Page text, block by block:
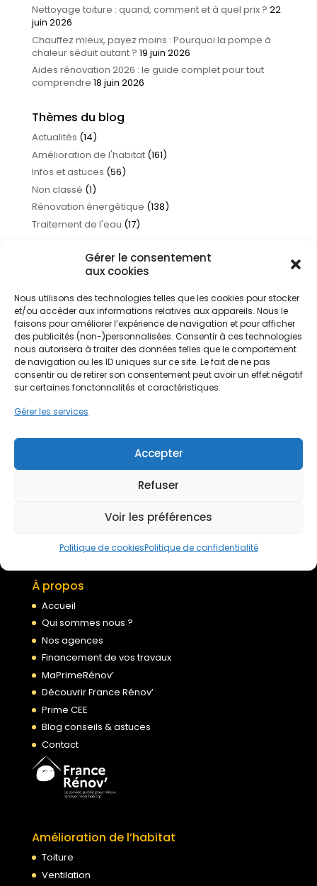
Gérer le consentement
aux cookies
Nous utilisons des technologies telles que les cookies pour stocker
et/ou accéder aux informations relatives aux appareils. Nous le
faisons pour améliorer l’expérience de navigation et pour afficher
des publicités (non-)personnalisées. Consentir à ces technologies
nous autorisera à traiter des données telles que le comportement
de navigation ou les ID uniques sur ce site. Le fait de ne pas
consentir ou de retirer son consentement peut avoir un effet négatif
sur certaines fonctonnalités et caractéristiques.
Gérer les services
Accepter
Refuser
Voir les préférences
Politique de cookiesPolitique de confidentialité
Nettoyage toiture : quand, comment et à quel prix ? 22
juin 2026
Chauffez mieux, payez moins : Pourquoi la pompe à
chaleur séduit autant ? 19 juin 2026
Aides rénovation 2026 : le guide complet pour tout
comprendre 18 juin 2026
Thèmes du blog
Actualités (14)
Amélioration de l'habitat(161)
Infos et astuces (56)
Non classé (1)
Rénovation énergétique (138)
Traitement de l'eau (17)
Devis gratuit
Nous rejoindre
Conditions générales de services
À propos
Accueil
Qui sommes nous ?
Nos agences
Financement de vos travaux
MaPrimeRénov’
Découvrir France Rénov’
Prime CEE
Blog conseils & astuces
Contact
Amélioration de l’habitat
Toiture
Ventilation